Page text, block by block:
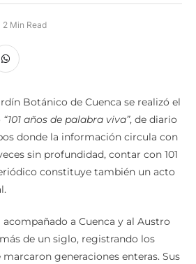
2 Min Read
Botánico de Cuenca se realizó el
“101 años de palabra viva”, de diario
donde la información circula con
sin profundidad, contar con 101
constituye también un acto
a Cuenca y al Austro
de un siglo, registrando los
generaciones enteras. Sus